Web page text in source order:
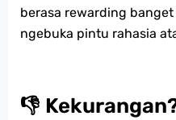
berasa rewarding
ngebuka pintu rahasia
👎